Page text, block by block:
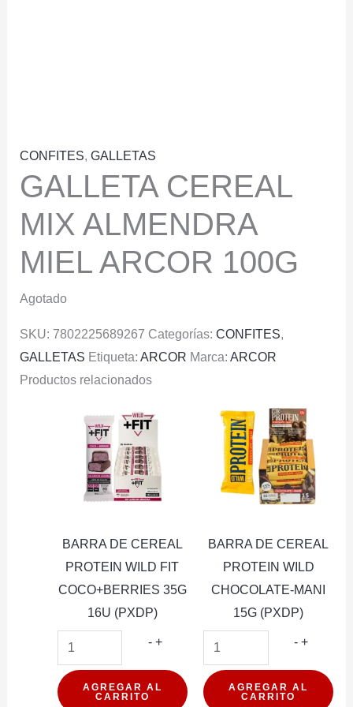
CONFITES, GALLETAS
GALLETA CEREAL
MIX ALMENDRA
MIEL ARCOR 100G
Agotado
SKU: 7802225689267 Categorías: CONFITES,
GALLETAS Etiqueta: ARCOR Marca: ARCOR
Productos relacionados
BARRA DE CEREAL
PROTEIN WILD FIT
COCO+BERRIES 35G
16U (PXDP)
- BARRA
CEREAL
+
AGREGAR AL
CARRITO
BARRA DE CEREAL
PROTEIN WILD
CHOCOLATE-MANI
15G (PXDP)
- BARRA
CEREAL
+
AGREGAR AL
CARRITO